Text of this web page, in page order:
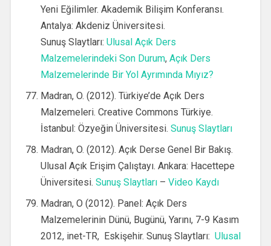
Yeni Eğilimler. Akademik Bilişim Konferansı.
Antalya: Akdeniz Üniversitesi.
Sunuş Slaytları: Ulusal Açık Ders
Malzemelerindeki Son Durum, Açık Ders
Malzemelerinde Bir Yol Ayrımında Mıyız?
Madran, O. (2012). Türkiye’de Açık Ders
Malzemeleri. Creative Commons Türkiye.
İstanbul: Özyeğin Üniversitesi. Sunuş Slaytları
Madran, O. (2012). Açık Derse Genel Bir Bakış.
Ulusal Açık Erişim Çalıştayı. Ankara: Hacettepe
Üniversitesi. Sunuş Slaytları– Video Kaydı
Madran, O (2012). Panel: Açık Ders
Malzemelerinin Dünü, Bugünü, Yarını, 7-9 Kasım
2012, inet-TR, Eskişehir. Sunuş Slaytları: Ulusal